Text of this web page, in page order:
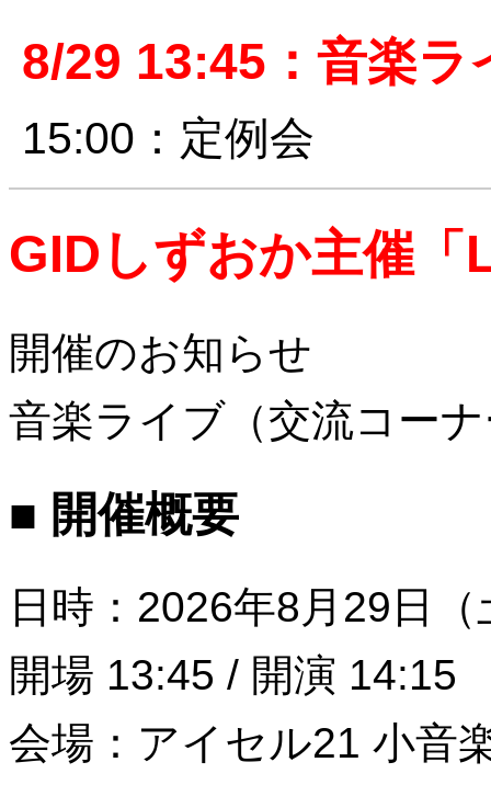
8/29 13:45：音楽ラ
15:00：定例会
GIDしずおか主催
開催のお知らせ
音楽ライブ（交流コー
■ 開催概要
日時：2026年8月29日（
開場 13:45 / 開演 14:15
会場：アイセル21 小音